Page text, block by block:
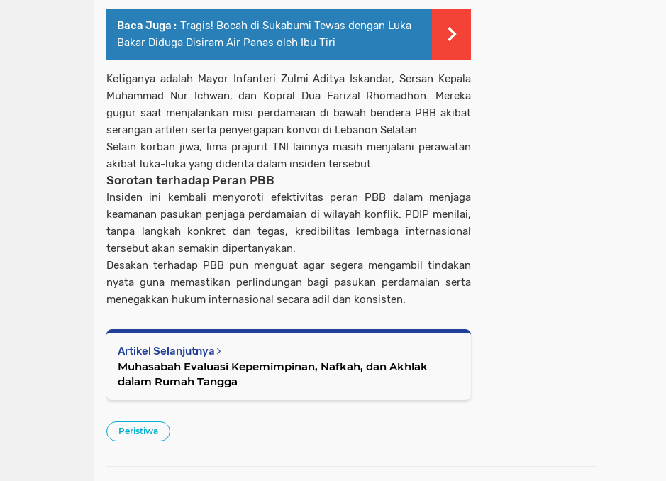
Baca Juga : Tragis! Bocah di Sukabumi Tewas dengan Luka
Bakar Diduga Disiram Air Panas oleh Ibu Tiri
Ketiganya adalah Mayor Infanteri Zulmi Aditya Iskandar, Sersan Kepala
Muhammad Nur Ichwan, dan Kopral Dua Farizal Rhomadhon. Mereka
gugur saat menjalankan misi perdamaian di bawah bendera PBB akibat
serangan artileri serta penyergapan konvoi di Lebanon Selatan.
Selain korban jiwa, lima prajurit TNI lainnya masih menjalani perawatan
akibat luka-luka yang diderita dalam insiden tersebut.
Sorotan terhadap Peran PBB
Insiden ini kembali menyoroti efektivitas peran PBB dalam menjaga
keamanan pasukan penjaga perdamaian di wilayah konflik. PDIP menilai,
tanpa langkah konkret dan tegas, kredibilitas lembaga internasional
tersebut akan semakin dipertanyakan.
Desakan terhadap PBB pun menguat agar segera mengambil tindakan
nyata guna memastikan perlindungan bagi pasukan perdamaian serta
menegakkan hukum internasional secara adil dan konsisten.
Artikel Selanjutnya
Muhasabah Evaluasi Kepemimpinan, Nafkah, dan Akhlak
dalam Rumah Tangga
Peristiwa